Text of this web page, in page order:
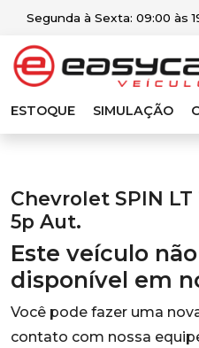
Segunda à Sexta: 09:00 às
ESTOQUE SIMULAÇÃO
Chevrolet SPIN LT
5p Aut.
Este veículo
disponível em
Você pode fazer uma
contato com nossa